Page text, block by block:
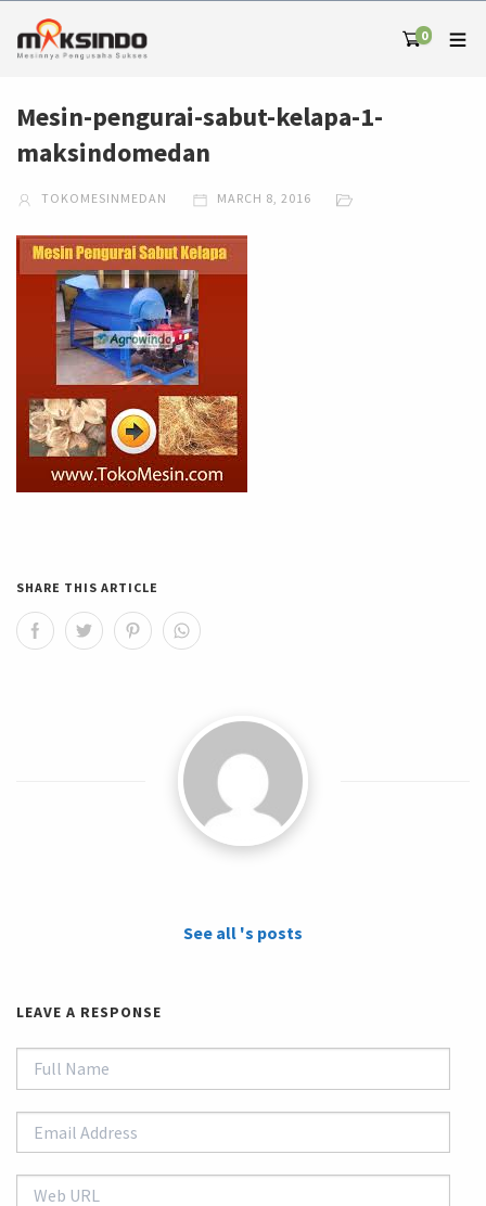
0
Mesin-pengurai-sabut-kelapa-1-
maksindomedan
TOKOMESINMEDAN MARCH 8, 2016
SHARE THIS ARTICLE
See all 's posts
LEAVE A RESPONSE